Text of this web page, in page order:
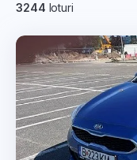
3244 loturi